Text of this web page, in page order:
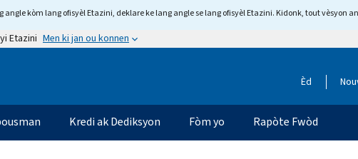
angle kòm lang ofisyèl Etazini, deklare ke lang angle se lang ofisyèl Etazini. Kidonk, tout vèsyon
Etazini Men ki jan ou konnen
Èd
Kredi ak Dediksyon Fòm yo Rapòte Fwòd